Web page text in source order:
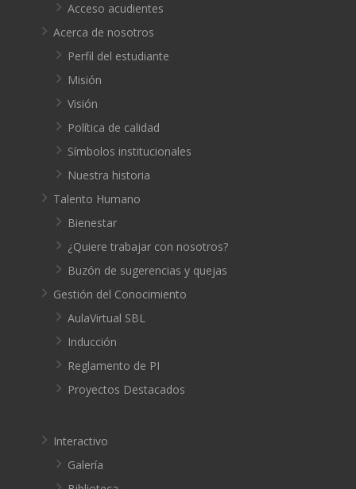
Acceso acudientes
Acerca de nosotros
Perfil del estudiante
Misión
Visión
Política de calidad
Símbolos institucionales
Nuestra historia
Talento Humano
Bienestar
¿Quiere trabajar con nosotros?
Buzón de sugerencias y quejas
Gestión del Conocimiento
AulaVirtual SBL
Inducción
Reglamento de PI
Proyectos Destacados
Interactivo
Galería